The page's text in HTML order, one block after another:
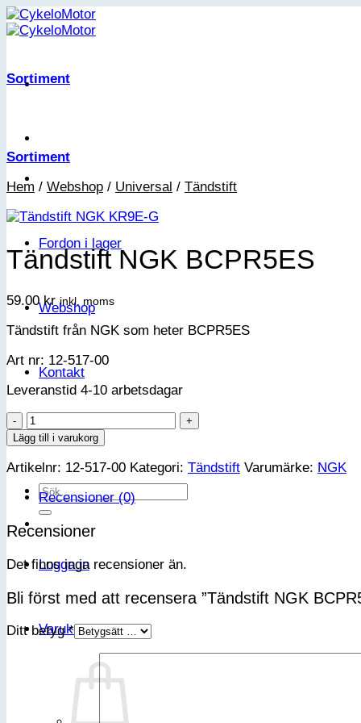
Skip
to
Fordon i lager
Webshop
Kontakt
VIP-klubb
Sök
efter:
Logga in
Varukorg
Sortiment
Sortiment
Hem / Webshop / Universal / Tändstift
Tändstift NGK BCPR5ES
59.00kr inkl. moms
Tändstift från NGK som heter BCPR5ES
Art nr: 12-517-00
Leveranstid 4-10 arbetsdagar
Tändstift
NGK
BCPR5ES
mängd
Lägg till i varukorg
Artikelnr: 12-517-00 Kategori: Tändstift Varumärke: NGK
Recensioner (0)
Recensioner
Det finns inga recensioner än.
Bli först med att recensera ”Tändstift NGK
Ditt betyg*